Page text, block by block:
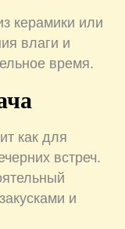
керамики или
влаги и
время.
как для
встреч.
и